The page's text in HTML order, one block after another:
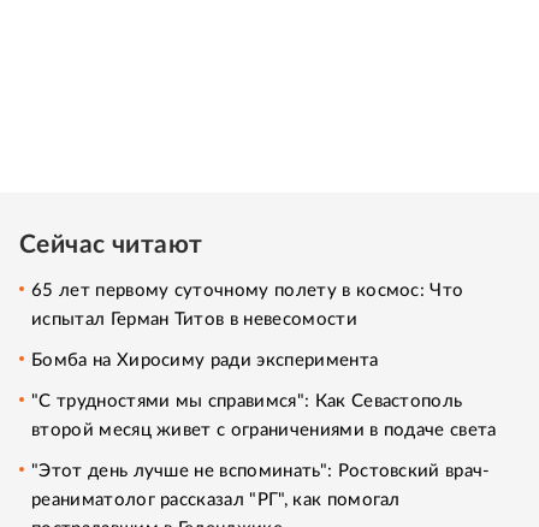
Сейчас читают
65 лет первому суточному полету в космос: Что
испытал Герман Титов в невесомости
Бомба на Хиросиму ради эксперимента
"С трудностями мы справимся": Как Севастополь
второй месяц живет с ограничениями в подаче света
"Этот день лучше не вспоминать": Ростовский врач-
реаниматолог рассказал "РГ", как помогал